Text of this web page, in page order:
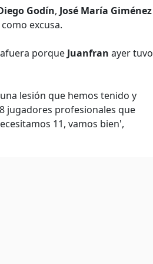
Godín, José María Giménez
excusa.
porque Juanfran ayer tuvo
lesión que hemos tenido y
jugadores profesionales que
11, vamos bien',